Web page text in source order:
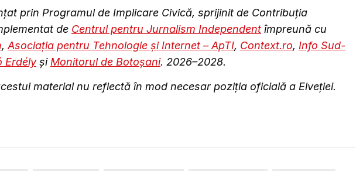
prin Programul de Implicare Civică, sprijinit de Contribuția
de Centrul pentru Jurnalism Independent împreună cu
,Asociația pentru Tehnologie și Internet – ApTI, Context.ro, Info Sud-
ErdélyşiMonitorul de Botoşani. 2026–2028.
material nu reflectă în mod necesar poziția oficială a Elveției.